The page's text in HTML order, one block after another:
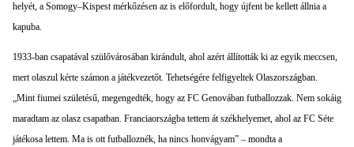
helyét, a Somogy–Kispest mérkőzésen az is előfordult, hogy újfent be kellett állnia a
kapuba.
1933-ban csapatával szülővárosában kirándult, ahol azért állították ki az egyik meccsen,
mert olaszul kérte számon a játékvezetőt. Tehetségére felfigyeltek Olaszországban.
„Mint fiumei születésű, megengedték, hogy az FC Genovában futballozzak. Nem sokáig
maradtam az olasz csapatban. Franciaországba tettem át székhelyemet, ahol az FC Séte
játékosa lettem. Ma is ott futballoznék, ha nincs honvágyam” – mondta a